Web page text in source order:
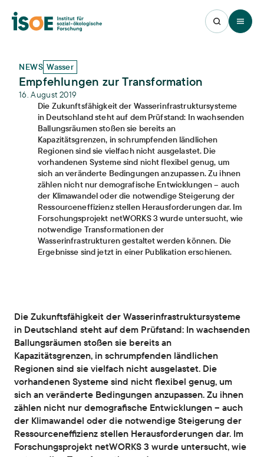
Open
NEWS Wasser
Empfehlungen zur Transformation
16. August 2019
Die Zukunftsfähigkeit der Wasserinfrastruktursysteme
in Deutschland steht auf dem Prüfstand: In wachsenden
Ballungsräumen stoßen sie bereits an
Kapazitätsgrenzen, in schrumpfenden ländlichen
Regionen sind sie vielfach nicht ausgelastet. Die
vorhandenen Systeme sind nicht flexibel genug, um
sich an veränderte Bedingungen anzupassen. Zu ihnen
zählen nicht nur demografische Entwicklungen – auch
der Klimawandel oder die notwendige Steigerung der
Ressourceneffizienz stellen Herausforderungen dar. Im
Forschungsprojekt netWORKS 3 wurde untersucht, wie
notwendige Transformationen der
Wasserinfrastrukturen gestaltet werden können. Die
Ergebnisse sind jetzt in einer Publikation erschienen.
Die Zukunftsfähigkeit der Wasserinfrastruktursysteme
in Deutschland steht auf dem Prüfstand: In wachsenden
Ballungsräumen stoßen sie bereits an
Kapazitätsgrenzen, in schrumpfenden ländlichen
Regionen sind sie vielfach nicht ausgelastet. Die
vorhandenen Systeme sind nicht flexibel genug, um
sich an veränderte Bedingungen anzupassen. Zu ihnen
zählen nicht nur demografische Entwicklungen – auch
der Klimawandel oder die notwendige Steigerung der
Ressourceneffizienz stellen Herausforderungen dar. Im
Forschungsprojekt netWORKS 3 wurde untersucht, wie